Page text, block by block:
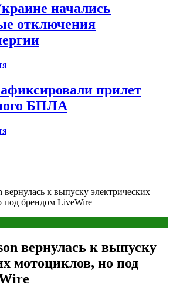
начались
отключения
прилет
БПЛА
к выпуску электрических
под брендом LiveWire
вернулась к выпуску
мотоциклов, но под